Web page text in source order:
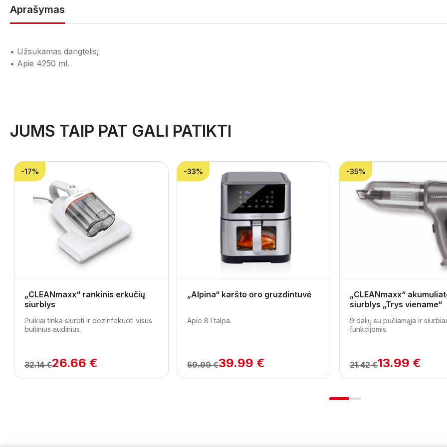
Aprašymas
• Užsukamas dangtelis;
• Apie 4250 ml.
JUMS TAIP PAT GALI PATIKTI
-17%
„CLEANmaxx“ rankinis erkučių
siurblys
Puikiai tinka siurbti ir dezinfekuoti visus
buitinius audinius.
32.14 €26.66 €
-33%
„Alpina“ karšto oro gruzdintuvė
Apie 8 l talpa.
59.99 €39.99 €
-35%
„CLEANmaxx“
siurblys „Trys viename“
9 dalių su pučiamąja ir
funkcijomis.
21.42 €13.99 €
1 2345